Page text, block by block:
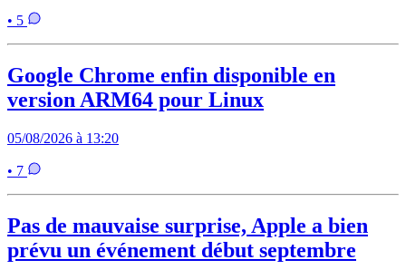
• 5
Google Chrome enfin disponible en
version ARM64 pour Linux
05/08/2026 à 13:20
• 7
Pas de mauvaise surprise, Apple a bien
prévu un événement début septembre